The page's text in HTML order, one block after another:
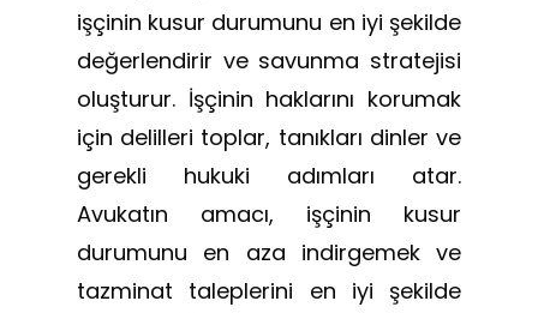
işçinin kusur durumunu en iyi şekilde
değerlendirir ve savunma stratejisi
oluşturur. İşçinin haklarını korumak
için delilleri toplar, tanıkları dinler ve
gerekli hukuki adımları atar.
Avukatın amacı, işçinin kusur
durumunu en aza indirgemek ve
tazminat taleplerini en iyi şekilde